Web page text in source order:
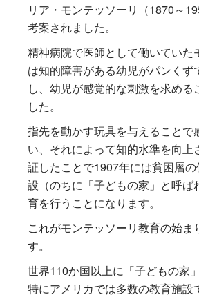
リア・モンテッソーリ（1870～
考案されました。
精神病院で医師として働いていた
は知的障害がある幼児がパンくず
し、幼児が感覚的な刺激を求める
した。
指先を動かす玩具を与えることで
い、それによって知的水準を向上
証したことで1907年には貧困層
設（のちに「子どもの家」と呼ば
育を行うことになります。
これがモンテッソーリ教育の始ま
す。
世界110か国以上に「子どもの家
特にアメリカでは多数の教育施設